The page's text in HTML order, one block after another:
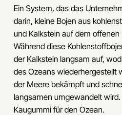
Ein System, das das
darin, kleine Bojen aus
und Kalkstein auf dem offenen
Während diese
der Kalkstein langsam auf,
des Ozeans wiederhergestellt
der Meere bekämpft und
langsamen umgewandelt
Kaugummi für den Ozean.